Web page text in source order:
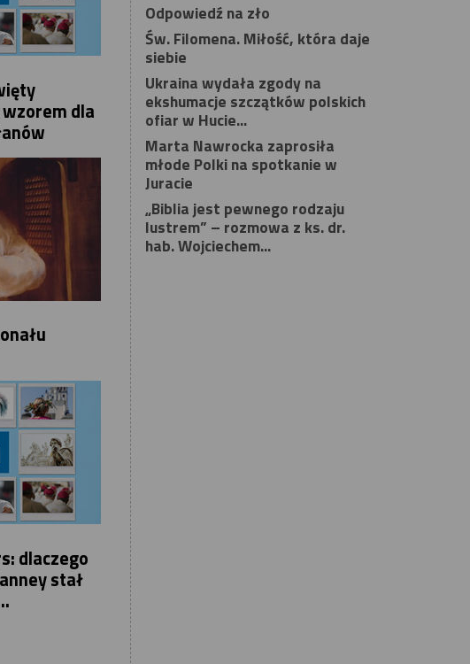
dla
dlaczego
stał
Odpowiedź na zło
Św. Filomena. Miłość, która daje
siebie
Ukraina wydała zgody na
ekshumacje szczątków polskich
ofiar w Hucie...
Marta Nawrocka zaprosiła
młode Polki na spotkanie w
Juracie
„Biblia jest pewnego rodzaju
lustrem” – rozmowa z ks. dr.
hab. Wojciechem...